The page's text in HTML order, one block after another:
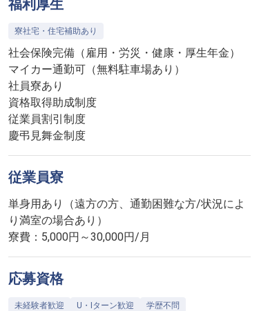
福利厚生
寮社宅・住宅補助あり
社会保険完備（雇用・労災・健康・厚生年金）
マイカー通勤可（無料駐車場あり）
社員寮あり
資格取得助成制度
従業員割引制度
慶弔見舞金制度
従業員寮
単身用あり（遠方の方、通勤困難な方/状況によ
り満室の場合あり）
寮費：5,000円～30,000円/月
応募資格
未経験者歓迎 U・Iターン歓迎 学歴不問